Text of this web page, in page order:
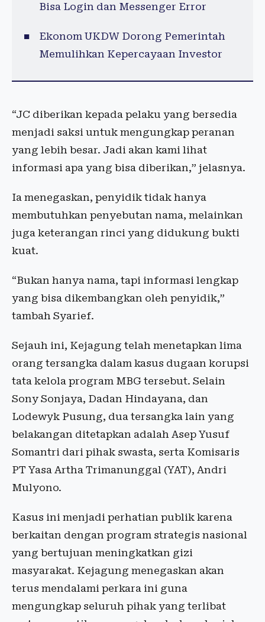
Bisa Login dan Messenger Error
Ekonom UKDW Dorong Pemerintah
Memulihkan Kepercayaan Investor
“JC diberikan kepada pelaku yang bersedia
menjadi saksi untuk mengungkap peranan
yang lebih besar. Jadi akan kami lihat
informasi apa yang bisa diberikan,” jelasnya.
Ia menegaskan, penyidik tidak hanya
membutuhkan penyebutan nama, melainkan
juga keterangan rinci yang didukung bukti
kuat.
“Bukan hanya nama, tapi informasi lengkap
yang bisa dikembangkan oleh penyidik,”
tambah Syarief.
Sejauh ini, Kejagung telah menetapkan lima
orang tersangka dalam kasus dugaan korupsi
tata kelola program MBG tersebut. Selain
Sony Sonjaya, Dadan Hindayana, dan
Lodewyk Pusung, dua tersangka lain yang
belakangan ditetapkan adalah Asep Yusuf
Somantri dari pihak swasta, serta Komisaris
PT Yasa Artha Trimanunggal (YAT), Andri
Mulyono.
Kasus ini menjadi perhatian publik karena
berkaitan dengan program strategis nasional
yang bertujuan meningkatkan gizi
masyarakat. Kejagung menegaskan akan
terus mendalami perkara ini guna
mengungkap seluruh pihak yang terlibat